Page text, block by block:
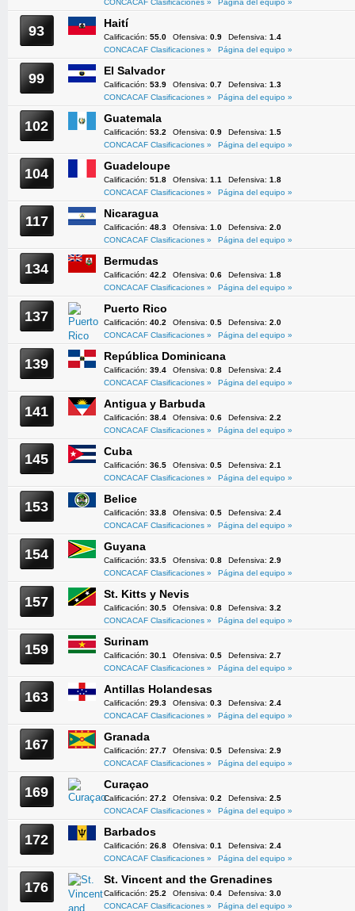
CONCACAF Clasificaciones »
Página del equipo »
93 Haití
Calificación: 55.0 Ofensiva: 0.9 Defensiva: 1.4
CONCACAF Clasificaciones »
Página del equipo »
99 El Salvador
Calificación: 53.9 Ofensiva: 0.7 Defensiva: 1.3
CONCACAF Clasificaciones »
Página del equipo »
102 Guatemala
Calificación: 53.2 Ofensiva: 0.9 Defensiva: 1.5
CONCACAF Clasificaciones »
Página del equipo »
104 Guadeloupe
Calificación: 51.8 Ofensiva: 1.1 Defensiva: 1.8
CONCACAF Clasificaciones »
Página del equipo »
117 Nicaragua
Calificación: 48.3 Ofensiva: 1.0 Defensiva: 2.0
CONCACAF Clasificaciones »
Página del equipo »
134 Bermudas
Calificación: 42.2 Ofensiva: 0.6 Defensiva: 1.8
CONCACAF Clasificaciones »
Página del equipo »
137 Puerto Rico
Calificación: 40.2 Ofensiva: 0.5 Defensiva: 2.0
CONCACAF Clasificaciones »
Página del equipo »
139 República Dominicana
Calificación: 39.4 Ofensiva: 0.8 Defensiva: 2.4
CONCACAF Clasificaciones »
Página del equipo »
141 Antigua y Barbuda
Calificación: 38.4 Ofensiva: 0.6 Defensiva: 2.2
CONCACAF Clasificaciones »
Página del equipo »
145 Cuba
Calificación: 36.5 Ofensiva: 0.5 Defensiva: 2.1
CONCACAF Clasificaciones »
Página del equipo »
153 Belice
Calificación: 33.8 Ofensiva: 0.5 Defensiva: 2.4
CONCACAF Clasificaciones »
Página del equipo »
154 Guyana
Calificación: 33.5 Ofensiva: 0.8 Defensiva: 2.9
CONCACAF Clasificaciones »
Página del equipo »
157 St. Kitts y Nevis
Calificación: 30.5 Ofensiva: 0.8 Defensiva: 3.2
CONCACAF Clasificaciones »
Página del equipo »
159 Surinam
Calificación: 30.1 Ofensiva: 0.5 Defensiva: 2.7
CONCACAF Clasificaciones »
Página del equipo »
163 Antillas Holandesas
Calificación: 29.3 Ofensiva: 0.3 Defensiva: 2.4
CONCACAF Clasificaciones »
Página del equipo »
167 Granada
Calificación: 27.7 Ofensiva: 0.5 Defensiva: 2.9
CONCACAF Clasificaciones »
Página del equipo »
169 Curaçao
Calificación: 27.2 Ofensiva: 0.2 Defensiva: 2.5
CONCACAF Clasificaciones »
Página del equipo »
172 Barbados
Calificación: 26.8 Ofensiva: 0.1 Defensiva: 2.4
CONCACAF Clasificaciones »
Página del equipo »
176 St. Vincent and the Grenadines
Calificación: 25.2 Ofensiva: 0.4 Defensiva: 3.0
CONCACAF Clasificaciones »
Página del equipo »